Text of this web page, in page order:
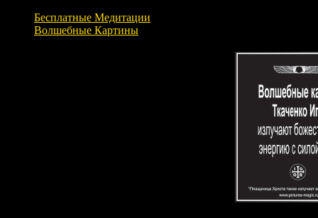
Бесплатные Медитации
Волшебные Картины